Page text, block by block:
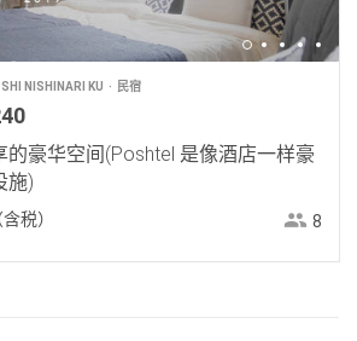
NISHINARI KU 民宿
的豪华空间(Poshtel 是像酒店一样豪
施)
含税） 8